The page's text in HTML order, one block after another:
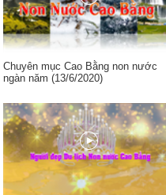
Chuyên mục Cao Bằng non nước
ngàn năm (13/6/2020)